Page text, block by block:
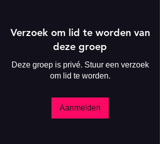
Verzoek om lid te worden van
deze groep
Deze groep is privé. Stuur een verzoek
om lid te worden.
Aanmelden